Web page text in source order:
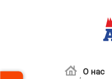
О нас